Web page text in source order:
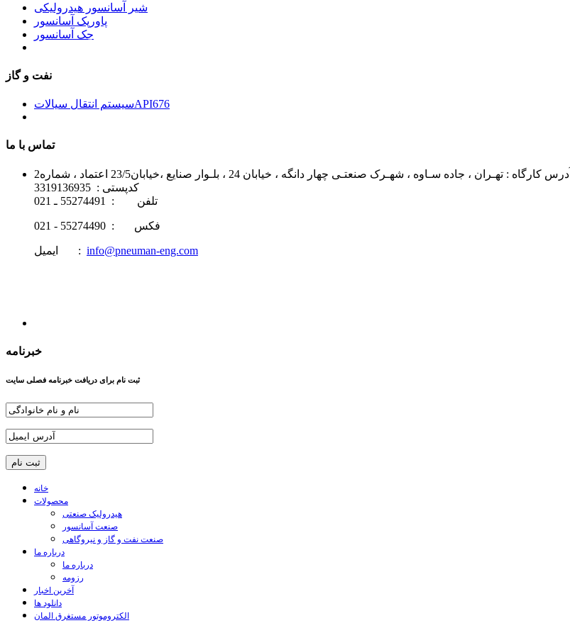
شیر آسانسور هیدرولیکی
پاورپک آسانسور
جک آسانسور
نفت و گاز
سیستم انتقال سیالاتAPI676
تماس با ما
آدرس کارگاه : تهـران ، جاده سـاوه ، شهـرک صنعتـی چهار دانگه ، خیابان 24 ، بلـوار صنایع ،خیابان23/5 اعتماد ، شماره2
کدپستی : 3319136935
تلفن : 55274491 ـ 021
فکس : 55274490 - 021
ایمیل : info@pneuman-eng.com
خبرنامه
ثبت نام برای دریافت خبرنامه فصلی سایت
خانه
محصولات
هیدرولیک صنعتی
صنعت آسانسور
صنعت نفت و گاز و نیروگاهی
درباره ما
درباره ما
رزومه
آخرین اخبار
دانلود ها
الکتروموتور مستغرق المان